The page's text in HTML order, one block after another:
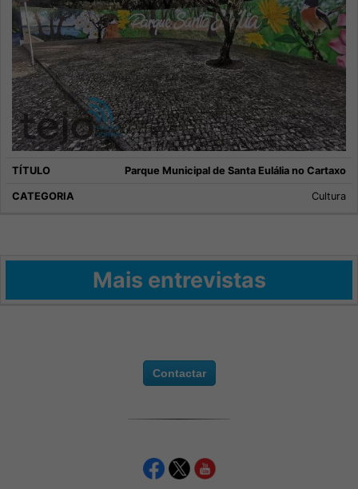
Parque Municipal de Santa Eulália no Cartaxo
Cultura
Mais entrevistas
Contactar